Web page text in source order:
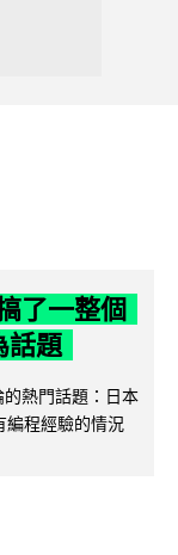
了一整個
話題
熱門話題：日本
編程經驗的情況